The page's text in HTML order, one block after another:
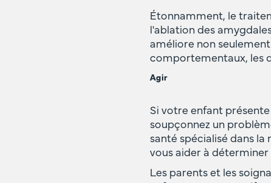
Étonnamment, le
l'ablation des
améliore non
comportementaux, les
Agir
Si votre enfant
soupçonnez un
santé spécialisé dans
vous aider à
Les parents et les